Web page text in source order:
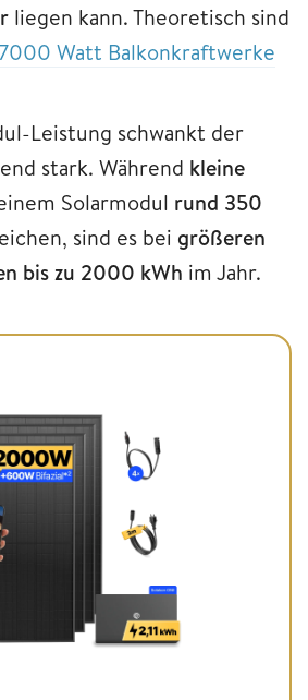
liegen kann. Theoretisch sind
Watt Balkonkraftwerke
Leistung schwankt der
stark. Während kleine
Solarmodul rund 350
sind es bei größeren
bis zu 2000 kWh im Jahr.